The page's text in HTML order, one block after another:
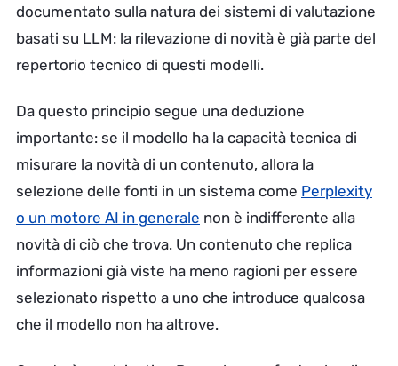
documentato sulla natura dei sistemi di valutazione
basati su LLM: la rilevazione di novità è già parte del
repertorio tecnico di questi modelli.
Da questo principio segue una deduzione
importante: se il modello ha la capacità tecnica di
misurare la novità di un contenuto, allora la
selezione delle fonti in un sistema come Perplexity
o un motore AI in generale non è indifferente alla
novità di ciò che trova. Un contenuto che replica
informazioni già viste ha meno ragioni per essere
selezionato rispetto a uno che introduce qualcosa
che il modello non ha altrove.